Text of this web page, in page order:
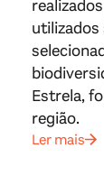
Estrela,
região.
Ler mais